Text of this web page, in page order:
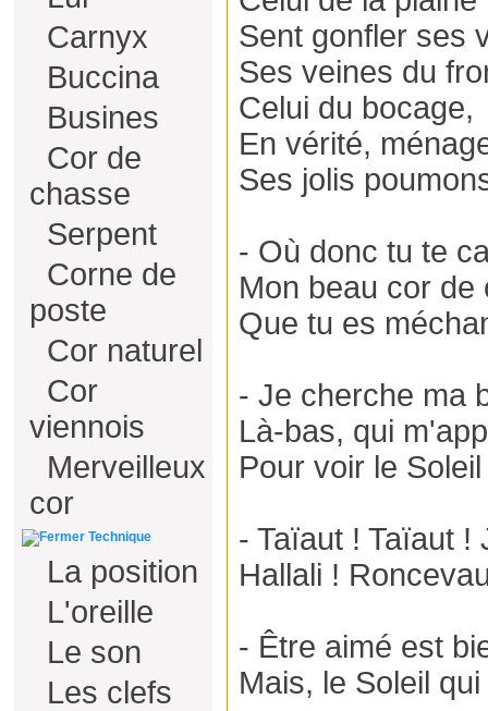
Carnyx
Buccina
Busines
Cor de
chasse
Serpent
Corne de
poste
Cor naturel
Cor
viennois
Merveilleux
cor
Technique
La position
L'oreille
Le son
Les clefs
Sent gonfler ses
Ses veines du
Celui du bocage,
En vérité,
Ses jolis
- Où donc tu te
Mon beau cor de
Que tu es
- Je cherche ma
Là-bas, qui
Pour voir le
- Taïaut ! Taïaut !
Hallali !
- Être aimé est
Mais, le Soleil